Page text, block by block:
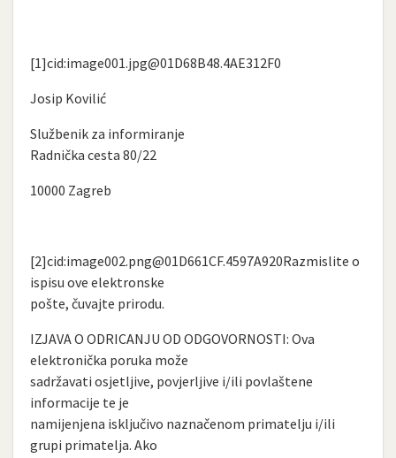
[1]cid:image001.jpg@01D68B48.4AE312F0
Josip Kovilić
Službenik za informiranje
Radnička cesta 80/22
10000 Zagreb
[2]cid:image002.png@01D661CF.4597A920Razmislite o
ispisu ove elektronske
pošte, čuvajte prirodu.
IZJAVA O ODRICANJU OD ODGOVORNOSTI: Ova
elektronička poruka može
sadržavati osjetljive, povjerljive i/ili povlaštene
informacije te je
namijenjena isključivo naznačenom primatelju i/ili
grupi primatelja. Ako